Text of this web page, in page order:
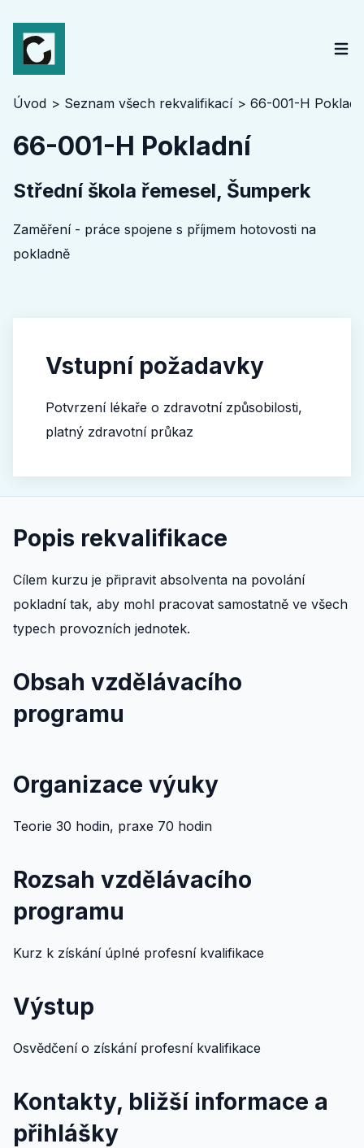
Úvod Seznam všech rekvalifikací 66-001-H
66-001-H Pokladní
Střední škola řemesel, Šumperk
Zaměření - práce spojene s příjmem hotovosti na
pokladně
Vstupní požadavky
Potvrzení lékaře o zdravotní způsobilosti,
platný zdravotní průkaz
Popis rekvalifikace
Cílem kurzu je připravit absolventa na povolání
pokladní tak, aby mohl pracovat samostatně ve všech
typech provozních jednotek.
Obsah vzdělávacího
programu
Organizace výuky
Teorie 30 hodin, praxe 70 hodin
Rozsah vzdělávacího
programu
Kurz k získání úplné profesní kvalifikace
Výstup
Osvědčení o získání profesní kvalifikace
Kontakty, bližší informace a
přihlášky